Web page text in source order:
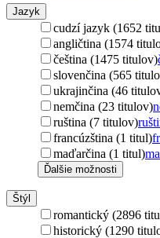
Jazyk
cudzí jazyk (1652
angličtina (1574
čeština (1475 titulov)
slovenčina (565
ukrajinčina (46
nemčina (23 titulov)
ruština (7 titulov)
francúzština (1 titul)
maďarčina (1 titul)
Ďalšie možnosti
Štýl
romantický (2896
historický (1290